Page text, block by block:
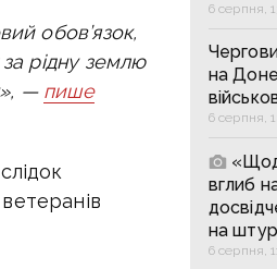
обов’язок,
рідну землю
— пише
6 серпня,
на
6 серпня,
вглиб
на
6 серпня,